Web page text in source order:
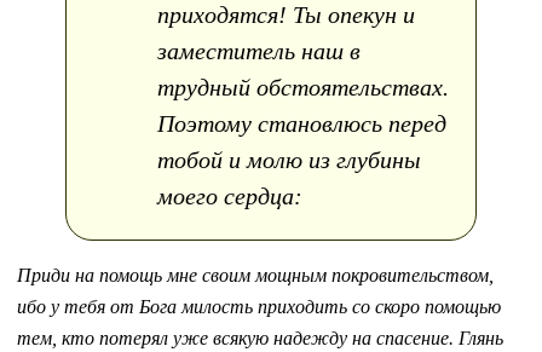
приходятся! Ты опекун и
заместитель наш в
трудный обстоятельствах.
Поэтому становлюсь перед
тобой и молю из глубины
моего сердца:
Приди на помощь мне своим мощным покровительством,
ибо у тебя от Бога милость приходить со скоро помощью
тем, кто потерял уже всякую надежду на спасение. Глянь